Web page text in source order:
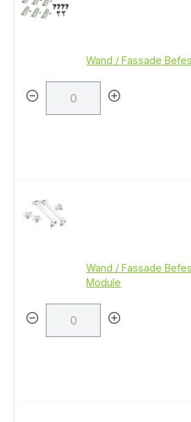
Wand / Fassade
Wand / Fassade
Module